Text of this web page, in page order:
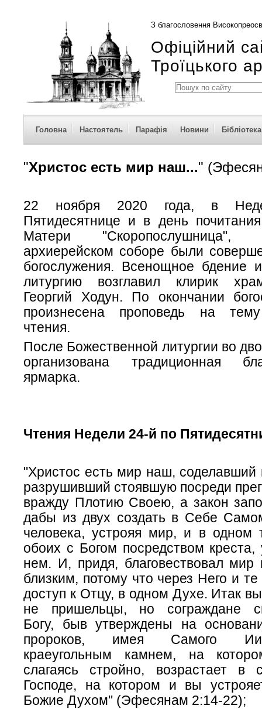
З благословення
Офіційний
Троїцького
Головна Настоятель Парафія Новини Бібліотека
"Христос есть мир наш..."
22 ноября 2020 года, в
Пятидесятнице и в день
Матери
архиерейском соборе были
богослужения. Всенощное бдение
литургию возглавил клирик
Георгий Ходун. По окончании
произнесена проповедь на тему
чтения.
После Божественной литургии во
организована традиционная
ярмарка.
Чтения Недели 24-й по
"Христос есть мир наш, соделавший
разрушивший стоявшую посреди
вражду Плотию Своею, а закон
дабы из двух создать в Себе
человека, устрояя мир, и в одном
обоих с Богом посредством
нем. И, придя, благовествовал
близким, потому что через Него и
доступ к Отцу, в одном Духе. Итак
не пришельцы, но сограждане
Богу, быв утверждены на
пророков, имея Самого
краеугольным камнем, на
слагаясь стройно, возрастает
Господе, на котором и вы
Божие Духом" (Эфесянам 2:14-22);